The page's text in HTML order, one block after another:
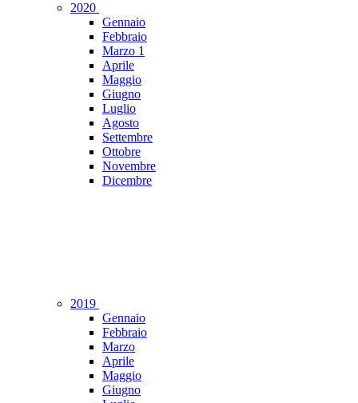
2020
Gennaio
Febbraio
Marzo 1
Aprile
Maggio
Giugno
Luglio
Agosto
Settembre
Ottobre
Novembre
Dicembre
2019
Gennaio
Febbraio
Marzo
Aprile
Maggio
Giugno